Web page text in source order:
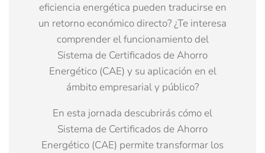
eficiencia energética pueden traducirse en
un retorno económico directo? ¿Te interesa
comprender el funcionamiento del
Sistema de Certificados de Ahorro
Energético (CAE) y su aplicación en el
ámbito empresarial y público?
En esta jornada descubrirás cómo el
Sistema de Certificados de Ahorro
Energético (CAE) permite transformar los